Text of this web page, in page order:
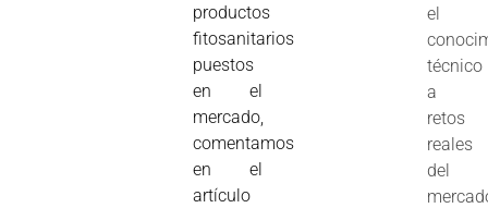
productos
fitosanitarios
puestos
en el
mercado,
comentamos
en el
artículo
el
técnico
a
retos
reales
del